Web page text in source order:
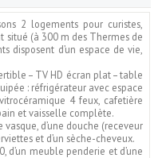
2 logements pour curistes,
situé (à 300 m des Thermes de
disposent d’un espace de vie,
– TV HD écran plat – table
: réfrigérateur avec espace
4 feux, cafetière
et vaisselle complète.
d’une douche (receveur
et d’un sèche-cheveux.
d’un meuble penderie et d’une